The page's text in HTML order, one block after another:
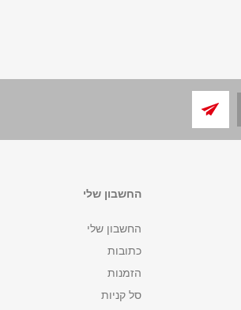
החשבון שלי
החשבון שלי
כתובות
הזמנות
סל קניות